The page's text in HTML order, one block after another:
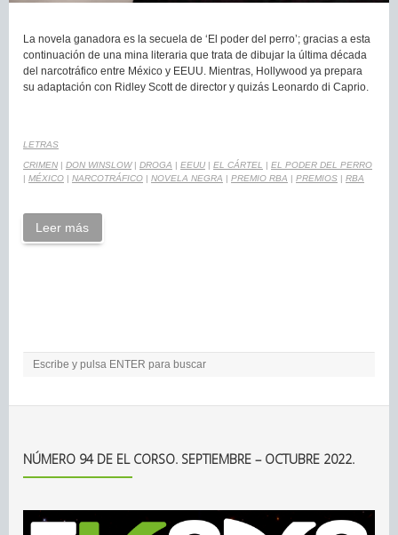
La novela ganadora es la secuela de ‘El poder del perro’; gracias a esta
continuación de una mina literaria que trata de dibujar la última década
del narcotráfico entre México y EEUU. Mientras, Hollywood ya prepara
su adaptación con Ridley Scott de director y quizás Leonardo di Caprio.
LETRAS
CRIMEN | DON WINSLOW| DROGA | EEUU | EL CÁRTEL | EL PODER DEL PERRO
| MÉXICO | NARCOTRÁFICO | NOVELA NEGRA | PREMIO RBA | PREMIOS | RBA
Leer más
NÚMERO 94 DE EL CORSO. SEPTIEMBRE – OCTUBRE 2022.